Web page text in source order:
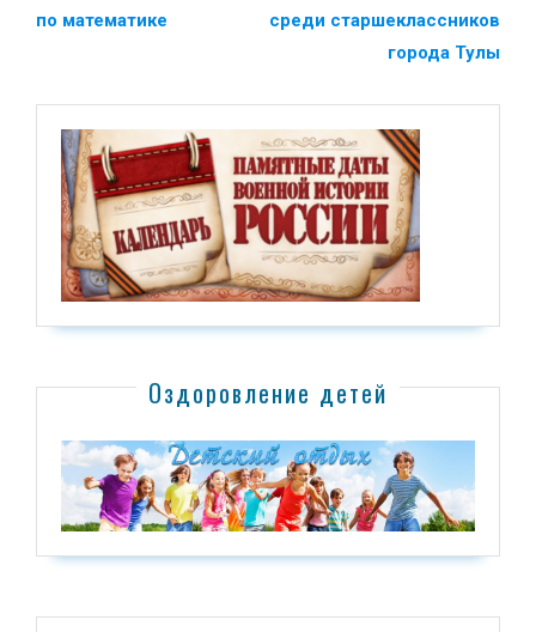
по математике
среди старшеклассников
города Тулы
Оздоровление детей